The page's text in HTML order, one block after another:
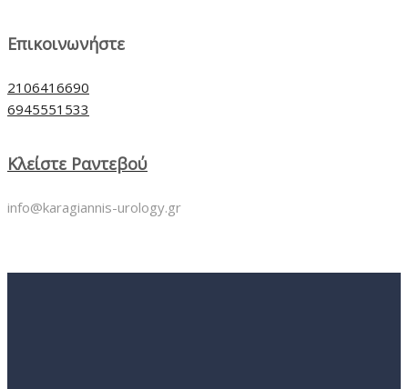
Επικοινωνήστε
2106416690
6945551533
Κλείστε Ραντεβού
info@karagiannis-urology.gr